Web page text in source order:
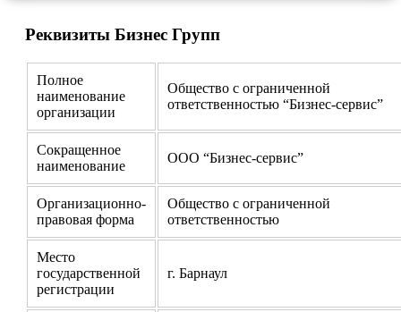
Реквизиты Бизнес Групп
Полное
наименование
организации
Общество с ограниченной
ответственностью “Бизнес-сервис”
Сокращенное
наименование
ООО “Бизнес-сервис”
Организационно-
правовая форма
Общество с ограниченной
ответственностью
Место
государственной
регистрации
г. Барнаул